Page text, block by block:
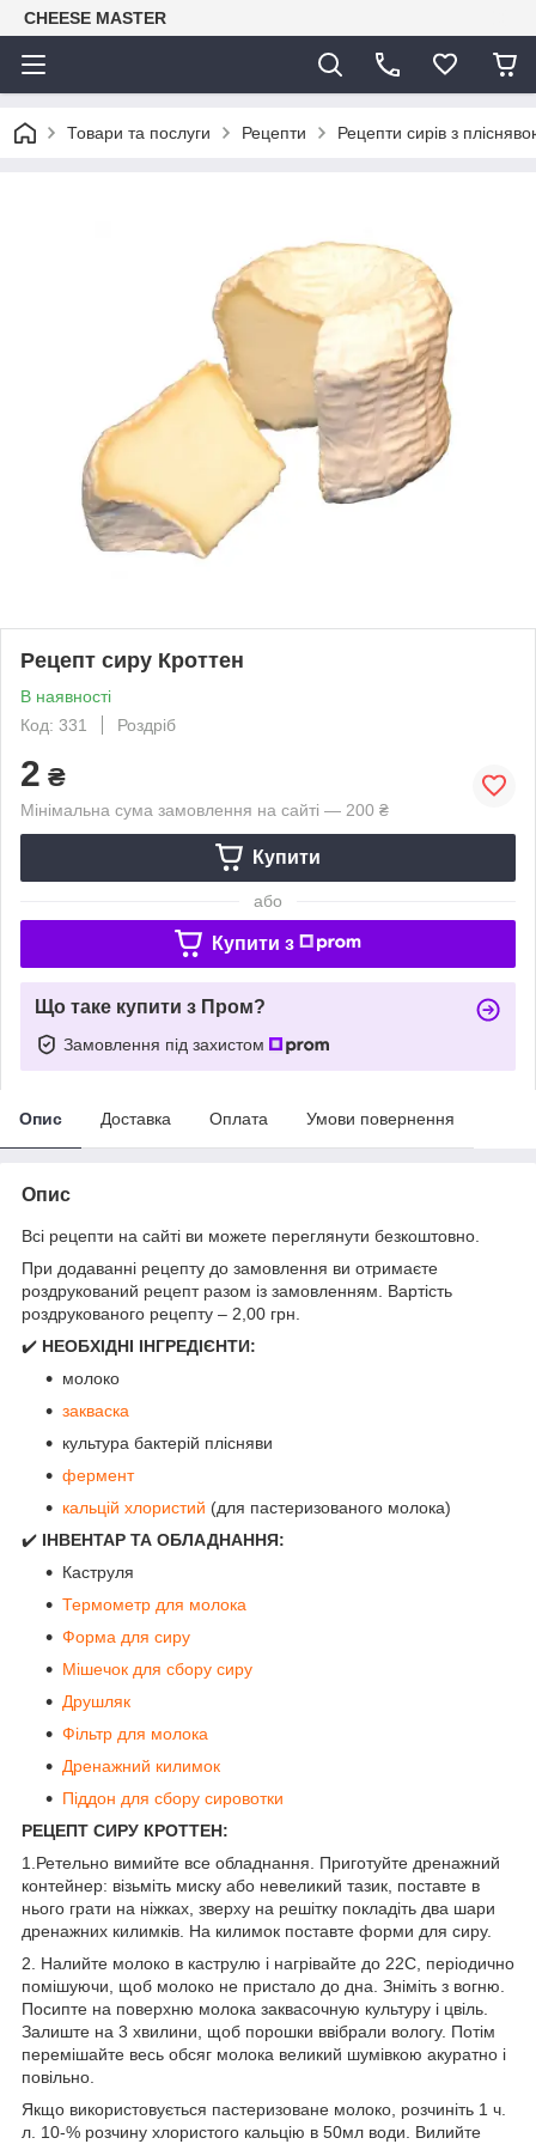
CHEESE MASTER
Товари та послуги Рецепти Рецепти сирів з
Рецепт сиру Кроттен
В наявності
Код: 331
Роздріб
2 ₴
Мінімальна сума замовлення на сайті — 200 ₴
Купити
або
Купити з
Що таке купити з Пром?
Замовлення під захистом
Опис Доставка Оплата Умови повернення
Опис
Всі рецепти на сайті ви можете переглянути безкоштовно.
При додаванні рецепту до замовлення ви отримаєте
роздрукований рецепт разом із замовленням. Вартість
роздрукованого рецепту – 2,00 грн.
✔️ НЕОБХІДНІ ІНГРЕДІЄНТИ:
молоко
закваска
культура бактерій плісняви
фермент
кальцій хлористий (для пастеризованого молока)
✔️ ІНВЕНТАР ТА ОБЛАДНАННЯ:
Каструля
Термометр для молока
Форма для сиру
Мішечок для сбору сиру
Друшляк
Фільтр для молока
Дренажний килимок
Піддон для сбору сировотки
РЕЦЕПТ СИРУ КРОТТЕН:
1.Ретельно вимийте все обладнання. Приготуйте дренажний
контейнер: візьміть миску або невеликий тазик, поставте в
нього грати на ніжках, зверху на решітку покладіть два шари
дренажних килимків. На килимок поставте форми для сиру.
2. Налийте молоко в каструлю і нагрівайте до 22С, періодично
помішуючи, щоб молоко не пристало до дна. Зніміть з вогню.
Посипте на поверхню молока заквасочную культуру і цвіль.
Залиште на 3 хвилини, щоб порошки ввібрали вологу. Потім
перемішайте весь обсяг молока великий шумівкою акуратно і
повільно.
Якщо використовується пастеризоване молоко, розчиніть 1 ч.
л. 10-% розчину хлористого кальцію в 50мл води. Вилийте